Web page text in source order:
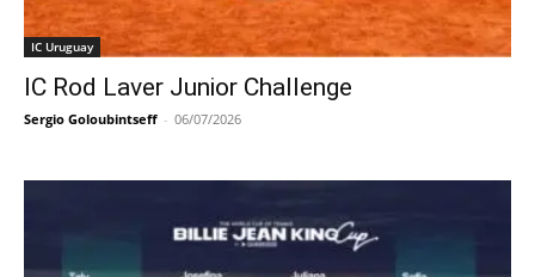
IC Uruguay
IC Rod Laver Junior Challenge
Sergio Goloubintseff - 06/07/2026